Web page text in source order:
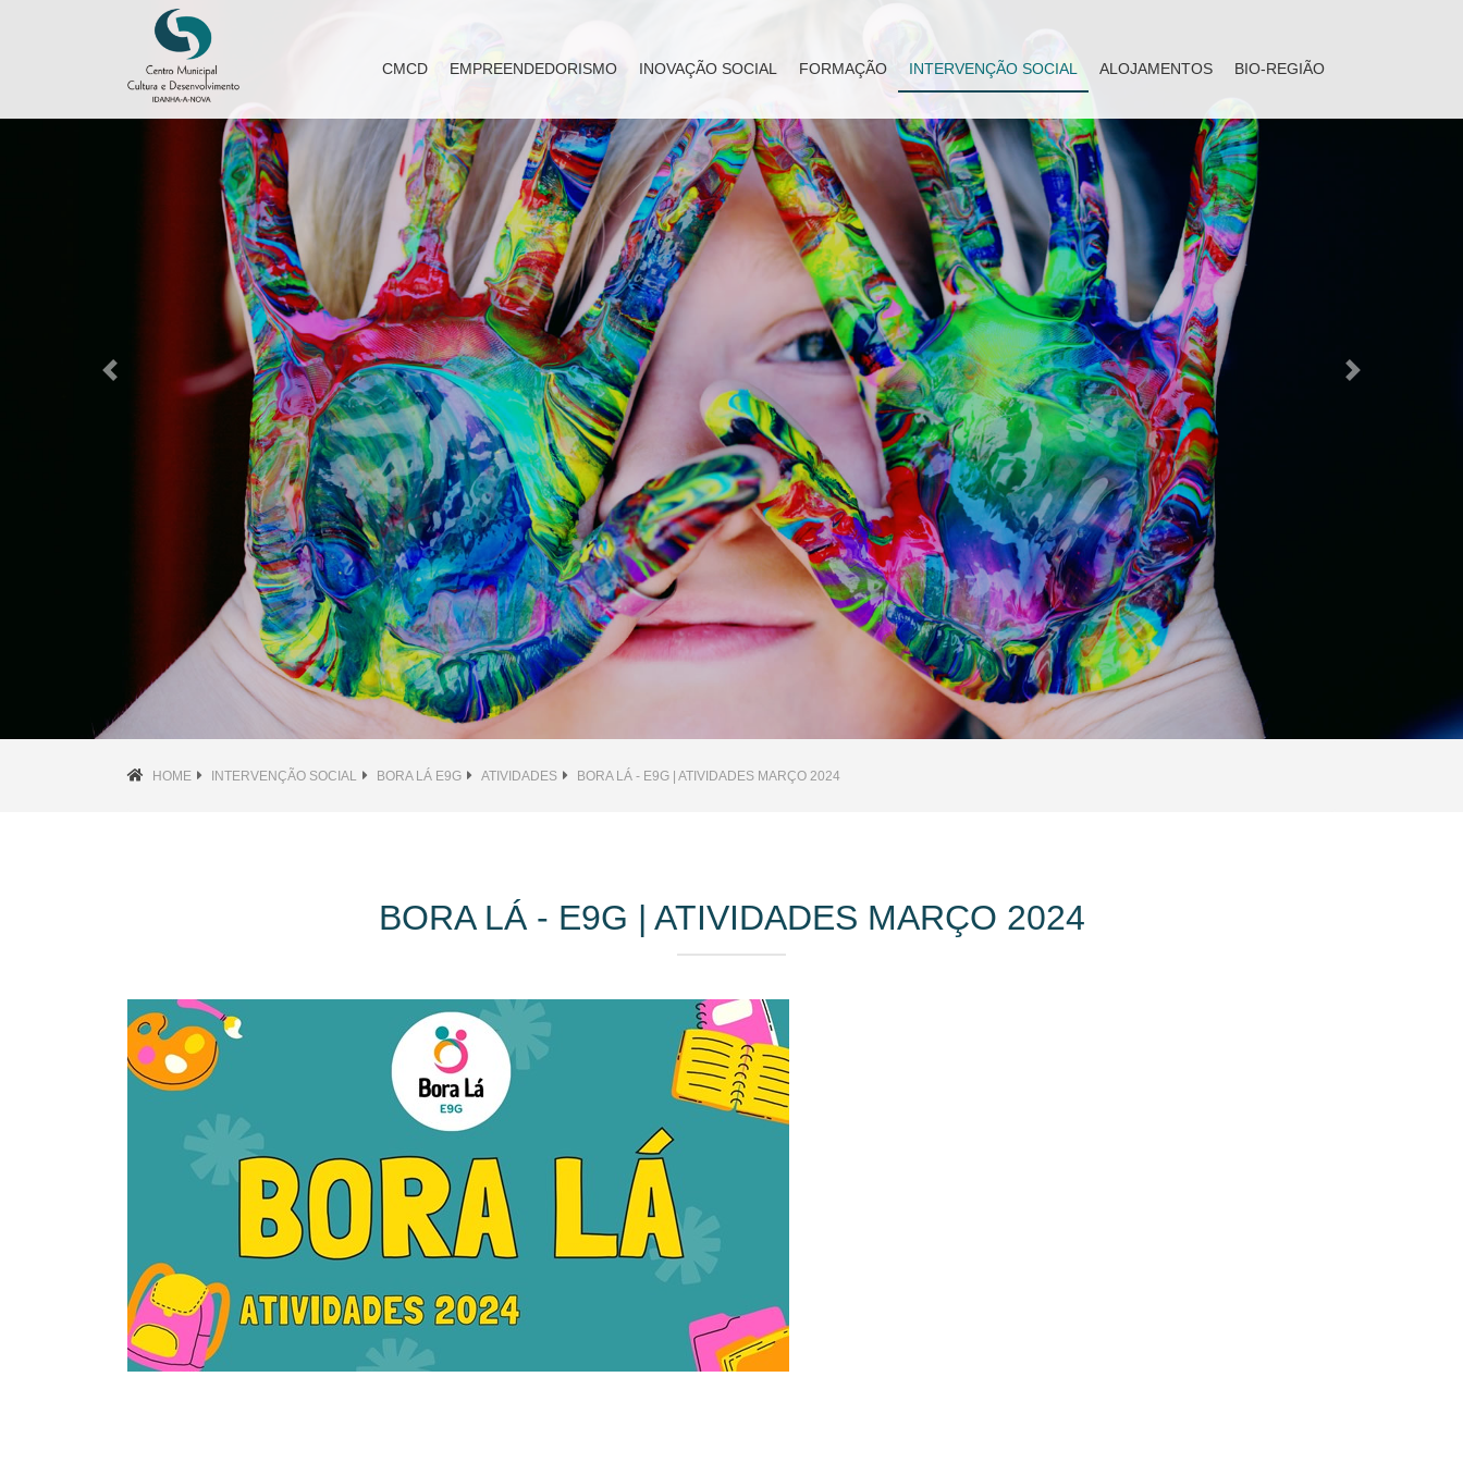
CMCD EMPREENDEDORISMO INOVAÇÃO SOCIAL FORMAÇÃO INTERVENÇÃO SOCIAL ALOJAMENTOS BIO-REGIÃO
Previous Next
HOME INTERVENÇÃO SOCIAL BORA LÁ E9G ATIVIDADES BORA LÁ - E9G | ATIVIDADES MARÇO 2024
BORA LÁ - E9G | ATIVIDADES MARÇO 2024